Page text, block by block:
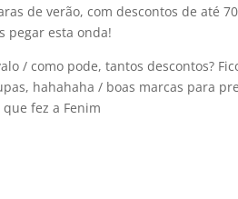
de verão, com descontos de até
pegar esta onda!
/ como pode, tantos descontos?
hahahaha / boas marcas para
que fez a Fenim